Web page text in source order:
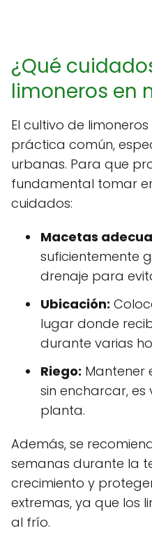
¿Qué
limoneros en
El cultivo de limoneros
práctica común,
urbanas. Para que
fundamental tomar
cuidados:
Macetas
suficientemente
drenaje para
Ubicación:
lugar donde
durante varias
Riego: Mantener
sin encharcar,
planta.
Además, se
semanas durante la
crecimiento y
extremas, ya que los
al frío.